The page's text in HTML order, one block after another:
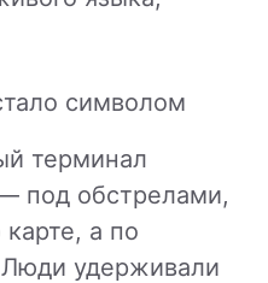
символом
терминал
под обстрелами,
а по
удерживали